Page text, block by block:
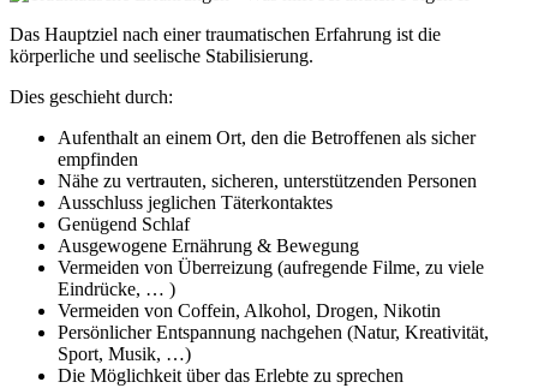
Das Hauptziel nach einer traumatischen Erfahrung ist die
körperliche und seelische Stabilisierung.
Dies geschieht durch:
Aufenthalt an einem Ort, den die Betroffenen als sicher
empfinden
Nähe zu vertrauten, sicheren, unterstützenden Personen
Ausschluss jeglichen Täterkontaktes
Genügend Schlaf
Ausgewogene Ernährung & Bewegung
Vermeiden von Überreizung (aufregende Filme, zu viele
Eindrücke, … )
Vermeiden von Coffein, Alkohol, Drogen, Nikotin
Persönlicher Entspannung nachgehen (Natur, Kreativität,
Sport, Musik, …)
Die Möglichkeit über das Erlebte zu sprechen